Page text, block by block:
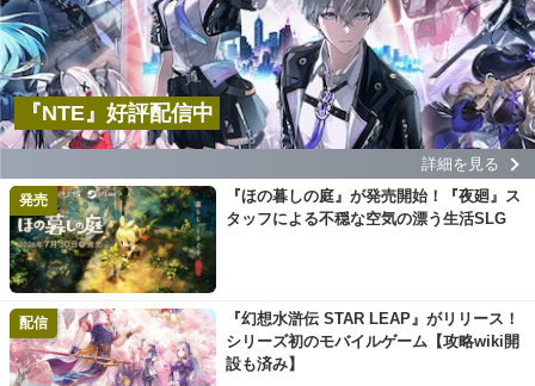
『NTE』好評配信中
詳細を見る
発売
『ほの暮しの庭』が発売開始！『夜廻』ス
タッフによる不穏な空気の漂う生活SLG
配信
『幻想水滸伝 STAR LEAP』がリリース！
シリーズ初のモバイルゲーム【攻略wiki開
設も済み】